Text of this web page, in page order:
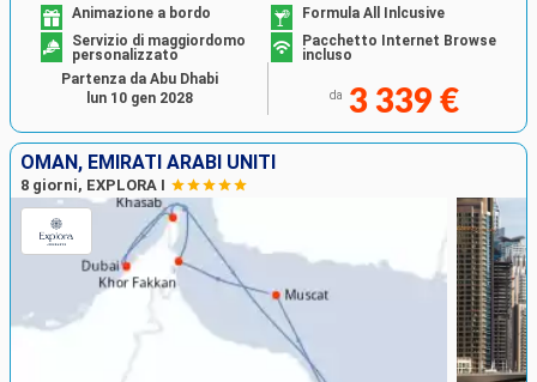
Animazione a bordo
Formula All Inlcusive
Servizio di maggiordomo
personalizzato
Pacchetto Internet Browse
incluso
da 3 339 €
Partenza da Abu Dhabi
lun 10 gen 2028
OMAN, EMIRATI ARABI UNITI
8 giorni, EXPLORA I